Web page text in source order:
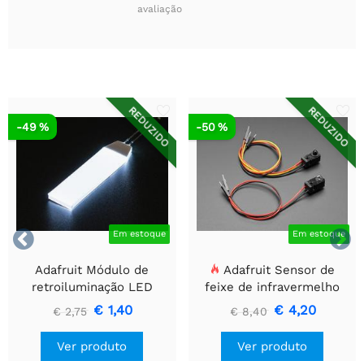
avaliação


REDUZIDO
Em estoque
-49 %
Adafruit Módulo de
retroiluminação LED
branco - Pequeno 12 mm
x 40 mm
€ 2,75 € 1,40
Ver produto
REDUZIDO
Em estoque
-50 %
Adafruit Sensor de
feixe de infravermelho
com extremidades de
cabeçalho de fio premium
- LEDs de 5 mm
€ 8,40 € 4,20
Ver produto